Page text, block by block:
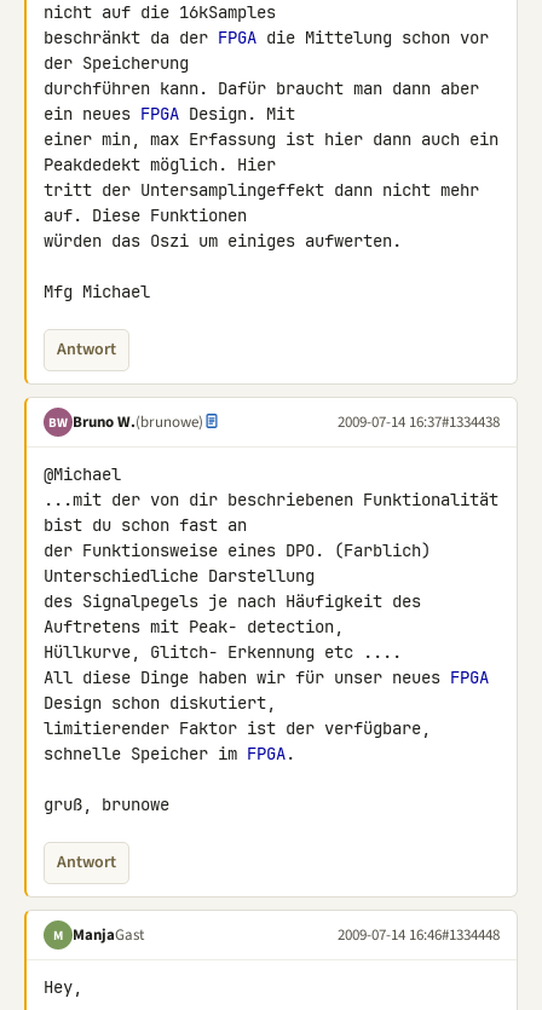
nicht auf die 16kSamples
beschränkt da der FPGA die Mittelung schon vor
der Speicherung
durchführen kann. Dafür braucht man dann aber
ein neues FPGA Design. Mit
einer min, max Erfassung ist hier dann auch ein
Peakdedekt möglich. Hier
tritt der Untersamplingeffekt dann nicht mehr
auf. Diese Funktionen
würden das Oszi um einiges aufwerten.
Mfg Michael
Antwort
BW Bruno W.(brunowe) 2009-07-14 16:37#1334438
@Michael
...mit der von dir beschriebenen Funktionalität
bist du schon fast an
der Funktionsweise eines DPO. (Farblich)
Unterschiedliche Darstellung
des Signalpegels je nach Häufigkeit des
Auftretens mit Peak- detection,
Hüllkurve, Glitch- Erkennung etc ....
All diese Dinge haben wir für unser neues FPGA
Design schon diskutiert,
limitierender Faktor ist der verfügbare,
schnelle Speicher im FPGA.
gruß, brunowe
Antwort
M ManjaGast 2009-07-14 16:46#1334448
Hey,